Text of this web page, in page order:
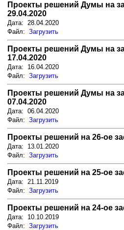
Проекты решений Думы на
29.04.2020
Дата: 28.04.2020
Файл: Загрузить
Проекты решений Думы на
17.04.2020
Дата: 16.04.2020
Файл: Загрузить
Проекты решений Думы на
07.04.2020
Дата: 06.04.2020
Файл: Загрузить
Проекты решений на 26-ое
Дата: 13.01.2020
Файл: Загрузить
Проекты решений на 25-ое
Дата: 21.11.2019
Файл: Загрузить
Проекты решений на 24-ое
Дата: 10.10.2019
Файл: Загрузить